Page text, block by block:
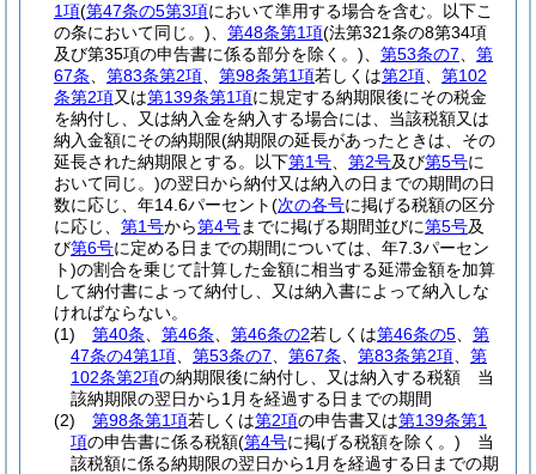
1項(第47条の5第3項において準用する場合を含む。以下こ
の条において同じ。)
第48条第1項(法第321条の8第34項
及び第35項の申告書に係る部分を除く。)
第53条の7
第
67条
第83条第2項 第98条第1項若しくは第2項
第102
条第2項又は第139条第1項に規定する納期限後にその税金
を納付し、又は納入金を納入する場合には、当該税額又は
納入金額にその納期限(納期限の延長があったときは、その
延長された納期限とする。以下第1号 第2号及び第5号に
おいて同じ。)の翌日から納付又は納入の日までの期間の日
数に応じ、年14.6パーセント(次の各号に掲げる税額の区分
に応じ、 第1号から第4号までに掲げる期間並びに第5号及
び第6号に定める日までの期間については、年7.3パーセン
ト)の割合を乗じて計算した金額に相当する延滞金額を加算
して納付書によって納付し、又は納入書によって納入しな
ければならない。
(1)
第40条 第46条 第46条の2若しくは第46条の5
第
47条の4第1項
第53条の7 第67条 第83条第2項
第
102条第2項の納期限後に納付し、又は納入する税額 当
該納期限の翌日から1月を経過する日までの期間
(2)
第98条第1項若しくは第2項の申告書又は第139条第1
項の申告書に係る税額(第4号に掲げる税額を除く。) 当
該税額に係る納期限の翌日から1月を経過する日までの期